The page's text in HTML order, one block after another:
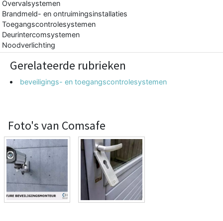
Overvalsystemen
Brandmeld- en ontruimingsinstallaties
Toegangscontrolesystemen
Deurintercomsystemen
Noodverlichting
Gerelateerde rubrieken
beveiligings- en toegangscontrolesystemen
Foto's van Comsafe